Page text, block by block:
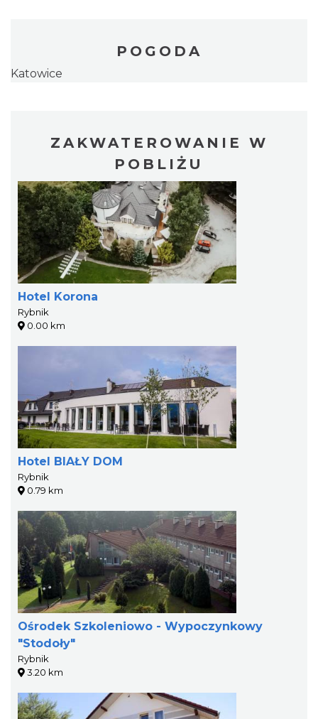
POGODA
Katowice
ZAKWATEROWANIE W
POBLIŻU
Hotel Korona
Rybnik
0.00 km
Hotel BIAŁY DOM
Rybnik
0.79 km
Ośrodek Szkoleniowo - Wypoczynkowy
"Stodoły"
Rybnik
3.20 km